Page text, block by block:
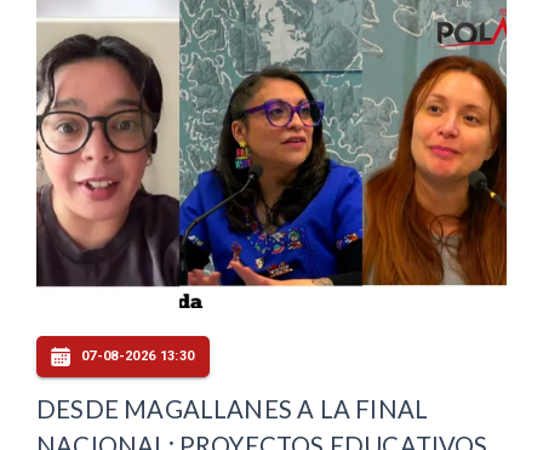
07-08-2026 13:30
DESDE MAGALLANES A LA FINAL